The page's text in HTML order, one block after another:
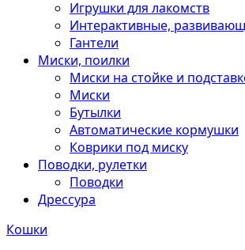
Игрушки для лакомств
Интерактивные,
Гантели
Миски, поилки
Миски на стойке и
Миски
Бутылки
Автоматические кормушки
Коврики под миску
Поводки, рулетки
Поводки
Дрессура
Кошки